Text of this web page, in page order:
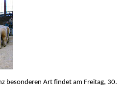
besonderen Art findet am Freitag, 30.